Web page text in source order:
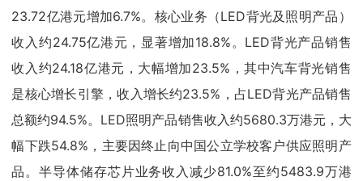
23.72亿港元增加6.7%。核心业务（LED背光及照明产品）
收入约24.75亿港元，显著增加18.8%。LED背光产品销售
收入约24.18亿港元，大幅增加23.5%，其中汽车背光销售
是核心增长引擎，收入增长约23.5%，占LED背光产品销售
总额约94.5%。LED照明产品销售收入约5680.3万港元，大
幅下跌54.8%，主要因终止向中国公立学校客户供应照明产
品。半导体储存芯片业务收入减少81.0%至约5483.9万港